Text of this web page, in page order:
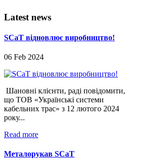
Latest news
SCaT відновлює виробництво!
06 Feb 2024
Шановні клієнти, раді повідомити,
що ТОВ «Українські системи
кабельних трас» з 12 лютого 2024
року...
Read more
Металорукав SCaT